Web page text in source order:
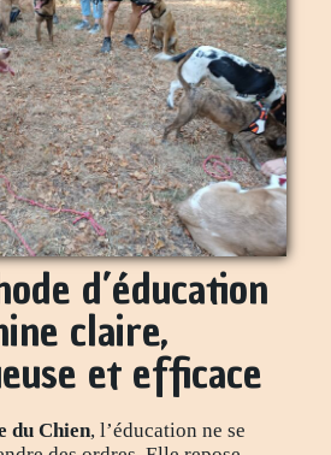
d’éducation
claire,
et efficace
du Chien, l’éducation ne se